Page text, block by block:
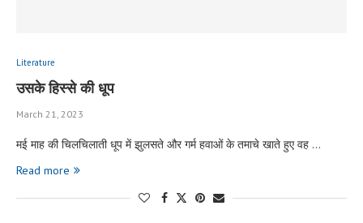
Literature
उसके हिस्से की धूप
March 21, 2023
मई माह की चिलचिलाती धूप में झुलसते और गर्म हवाओं के तमाचे खाते हुए वह …
Read more